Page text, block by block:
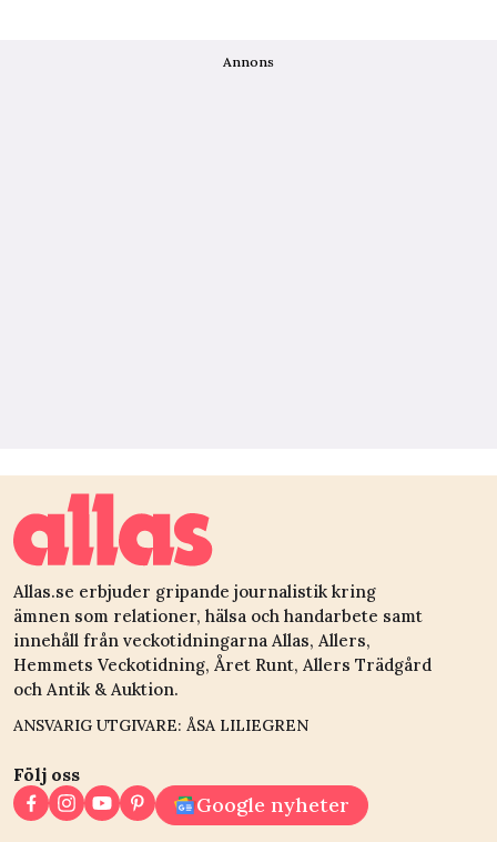
Annons
Allas.se erbjuder gripande journalistik kring
ämnen som relationer, hälsa och handarbete samt
innehåll från veckotidningarna Allas, Allers,
Hemmets Veckotidning, Året Runt, Allers Trädgård
och Antik & Auktion.
ANSVARIG UTGIVARE: ÅSA LILIEGREN
Följ oss
Google nyheter